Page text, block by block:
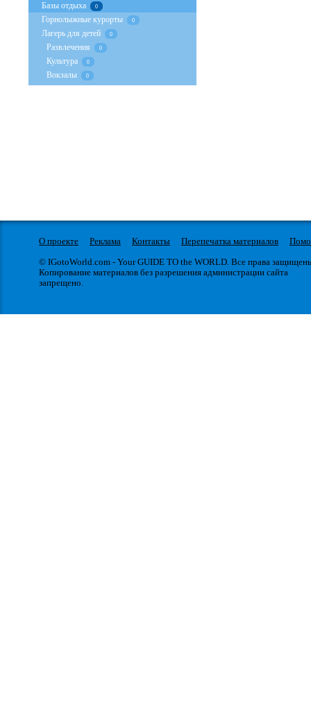
Базы отдыха 0
Горнолыжные курорты 0
Лагерь для детей 0
Развлечения 0
Культура 0
Вокзалы 0
О проекте Реклама Контакты Перепечатка материалов
© IGotoWorld.com - Your GUIDE TO the WORLD. Все права
Копирование материалов без разрешения администрации сайта
запрещено.